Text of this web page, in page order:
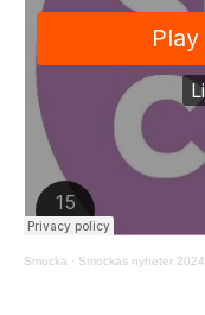
Smocka · Smockas nyheter 2024